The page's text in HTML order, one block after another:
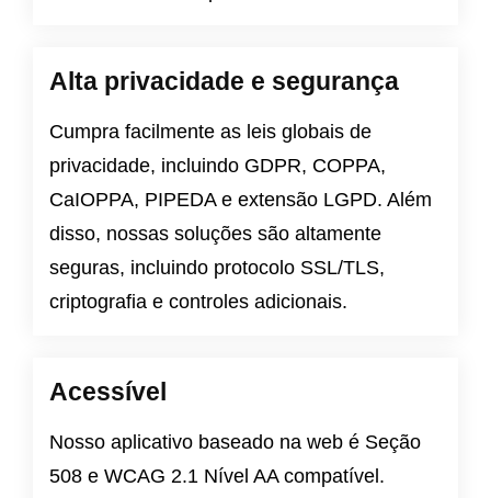
Alta privacidade e segurança
Cumpra facilmente as leis globais de
privacidade, incluindo GDPR, COPPA,
CaIOPPA, PIPEDAe extensão LGPD. Além
disso, nossas soluções são altamente
seguras, incluindo protocolo SSL/TLS,
criptografia e controles adicionais.
Acessível
Nosso aplicativo baseado na web é Seção
508 e WCAG 2.1 Nível AAcompatível.